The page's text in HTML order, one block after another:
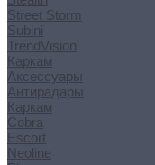
Street Storm
Subini
TrendVision
Каркам
Аксессуары
Антирадары
Каркам
Cobra
Escort
Neoline